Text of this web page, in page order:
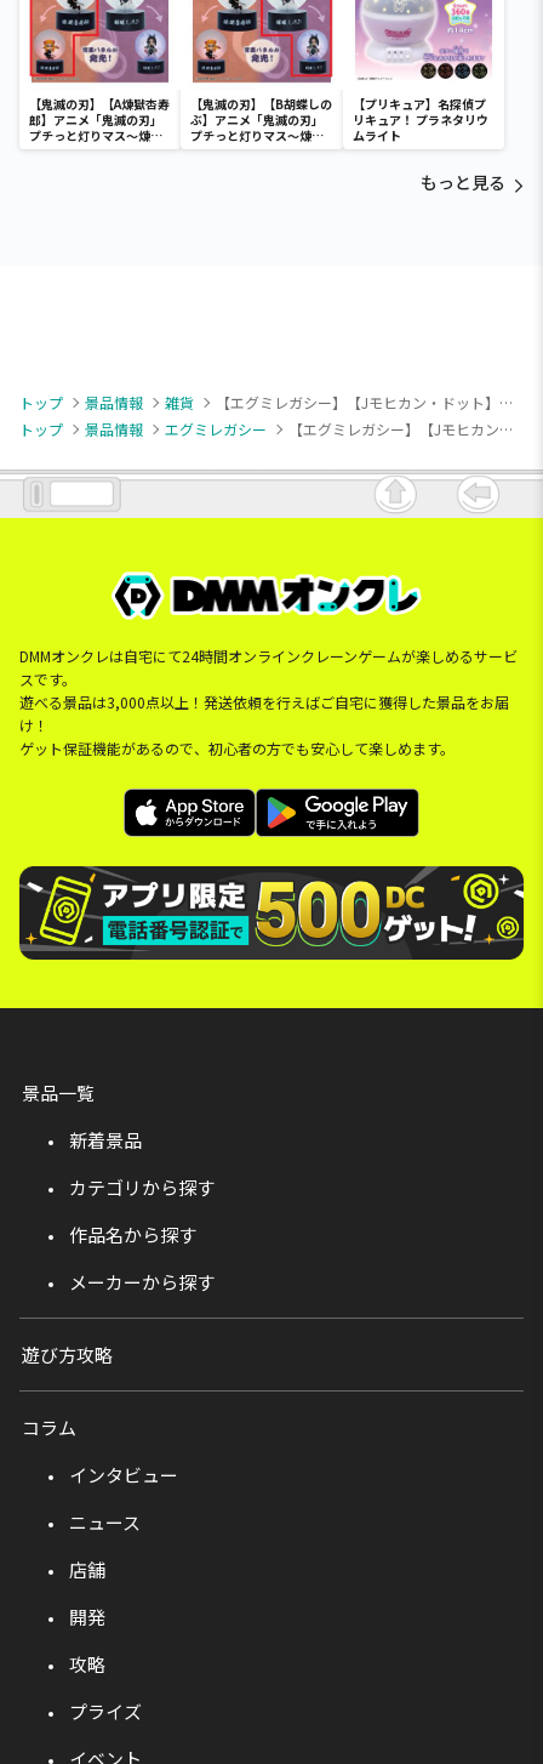
【鬼滅の刃】【A煉獄杏寿
郎】アニメ「鬼滅の刃」
プチっと灯りマス～煉獄
杏寿郎・胡蝶しのぶ～
【鬼滅の刃】【B胡蝶しの
ぶ】アニメ「鬼滅の刃」
プチっと灯りマス～煉獄
杏寿郎・胡蝶しのぶ～
【プリキュア】名探偵プ
リキュア！ プラネタリウ
ムライト
もっと見る
トップ 景品情報 雑貨
【エグミレガシー】【Jモヒカン・ドット】アニメ「エグミレガシー」 前髪クリップ
トップ
景品情報 エグミレガシー 【エグミレガシー】【Jモヒカン・ドット】アニメ「エグミレガシー」 前髪クリップ
DMMオンクレは自宅にて24時間オンラインクレーンゲームが楽しめるサービ
スです。
遊べる景品は3,000点以上！発送依頼を行えばご自宅に獲得した景品をお届
け！
ゲット保証機能があるので、初心者の方でも安心して楽しめます。
景品一覧
新着景品
カテゴリから探す
作品名から探す
メーカーから探す
遊び方攻略
コラム
インタビュー
ニュース
店舗
開発
攻略
プライズ